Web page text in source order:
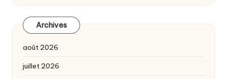
Archives
août 2026
juillet 2026